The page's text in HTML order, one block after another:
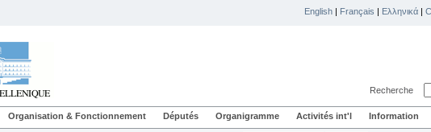
English | Français | Ελληνικά |
Recherche
Organisation & Fonctionnement Députés Organigramme Activités int'l Information